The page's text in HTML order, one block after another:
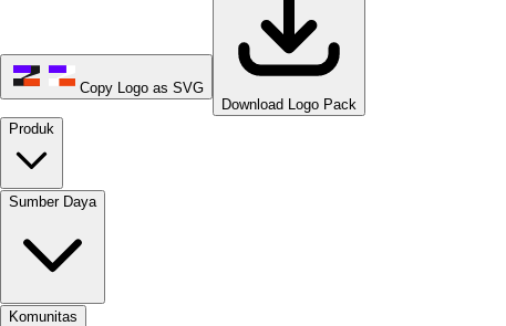
Copy Logo as SVG
Download Logo Pack
Produk
Sumber Daya
Komunitas